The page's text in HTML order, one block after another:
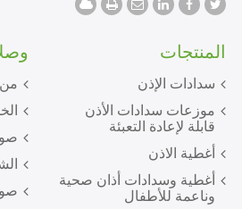
المنتجات
سدادات الإذن
موزعات سدادات الأذن
قابلة لإعادة التعبئة
أغطية الاذن
أغطية وسدادات أذان صحية
وناعمة للأطفال